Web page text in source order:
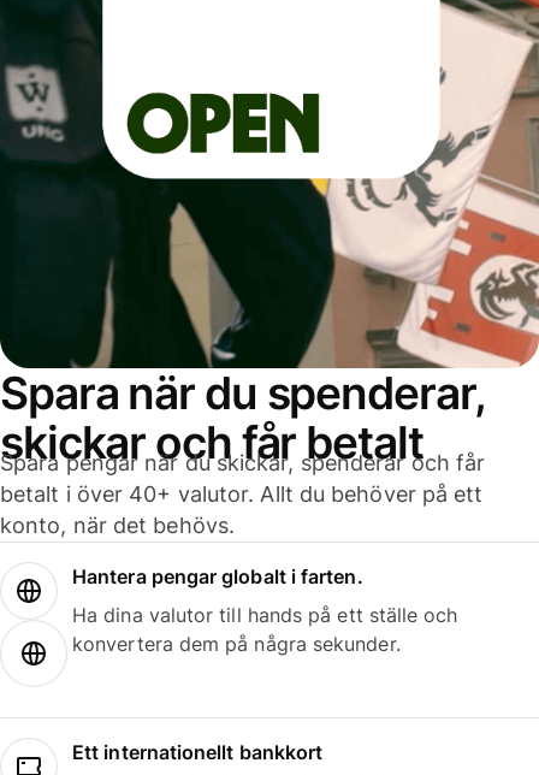
Spara när du spenderar,
skickar och får betalt
Spara pengar när du skickar, spenderar och får
betalt i över 40+ valutor. Allt du behöver på ett
konto, när det behövs.
Hantera pengar globalt i farten.
Ha dina valutor till hands på ett ställe och
konvertera dem på några sekunder.
Ett internationellt bankkort